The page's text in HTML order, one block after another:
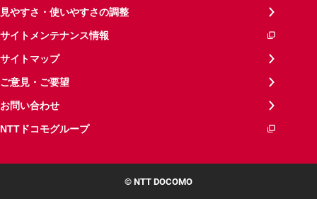
見やすさ・使いやすさの調整
サイトメンテナンス情報
サイトマップ
ご意見・ご要望
お問い合わせ
NTTドコモグループ
© NTT DOCOMO